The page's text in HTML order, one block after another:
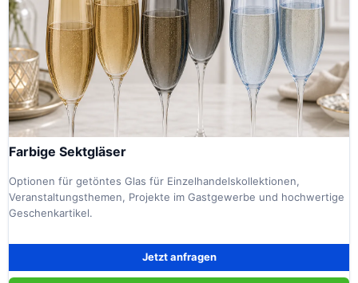
Farbige Sektgläser
Optionen für getöntes Glas für Einzelhandelskollektionen,
Veranstaltungsthemen, Projekte im Gastgewerbe und hochwertige
Geschenkartikel.
Jetzt anfragen